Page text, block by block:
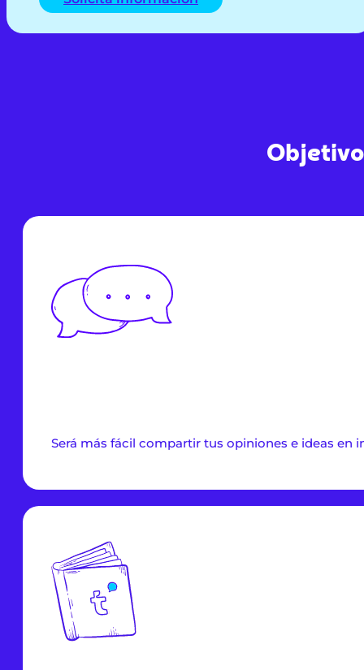
Será más fácil compartir tus opiniones e ideas en